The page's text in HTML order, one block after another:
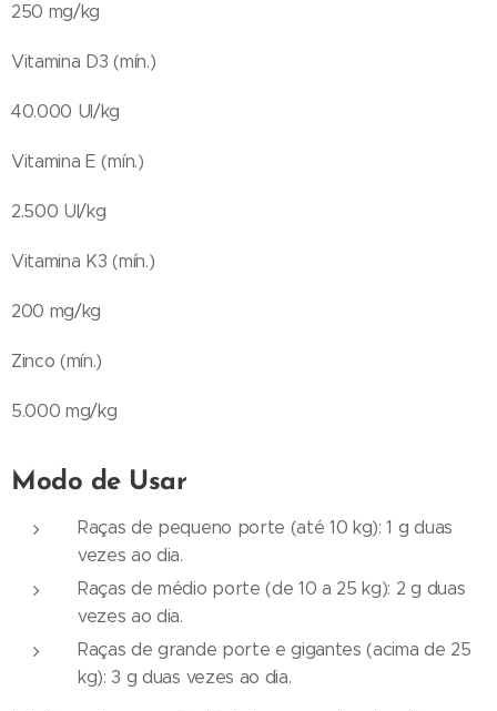
250 mg/kg
Vitamina D3 (mín.)
40.000 UI/kg
Vitamina E (mín.)
2.500 UI/kg
Vitamina K3 (mín.)
200 mg/kg
Zinco (mín.)
5.000 mg/kg
Modo de Usar
Raças de pequeno porte (até 10 kg): 1 g duas
vezes ao dia.
Raças de médio porte (de 10 a 25 kg): 2 g duas
vezes ao dia.
Raças de grande porte e gigantes (acima de 25
kg): 3 g duas vezes ao dia.